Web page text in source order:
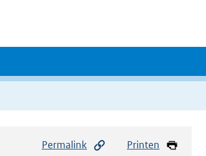
Permalink Printen